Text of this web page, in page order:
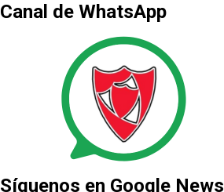
Canal de WhatsApp
Síguenos en Google News